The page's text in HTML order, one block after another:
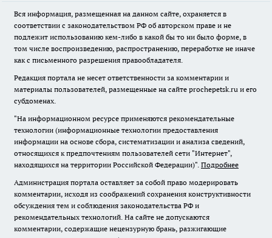
Вся информация, размещенная на данном сайте, охраняется в
соответствии с законодательством РФ об авторском праве и не
подлежит использованию кем-либо в какой бы то ни было форме, в
том числе воспроизведению, распространению, переработке не иначе
как с письменного разрешения правообладателя.
Редакция портала не несет ответственности за комментарии и
материалы пользователей, размещенные на сайте prochepetsk.ru и его
субдоменах.
"На информационном ресурсе применяются рекомендательные
технологии (информационные технологии предоставления
информации на основе сбора, систематизации и анализа сведений,
относящихся к предпочтениям пользователей сети "Интернет",
находящихся на территории Российской Федерации)". Подробнее
Администрация портала оставляет за собой право модерировать
комментарии, исходя из соображений сохранения конструктивности
обсуждения тем и соблюдения законодательства РФ и
рекомендательных технологий. На сайте не допускаются
комментарии, содержащие нецензурную брань, разжигающие